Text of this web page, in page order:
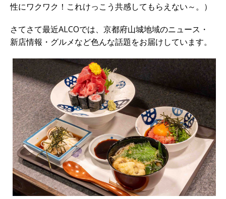
性にワクワク！これけっこう共感してもらえない～。）
さてさて最近ALCOでは、京都府山城地域のニュース・
新店情報・グルメなど色んな話題をお届けしています。